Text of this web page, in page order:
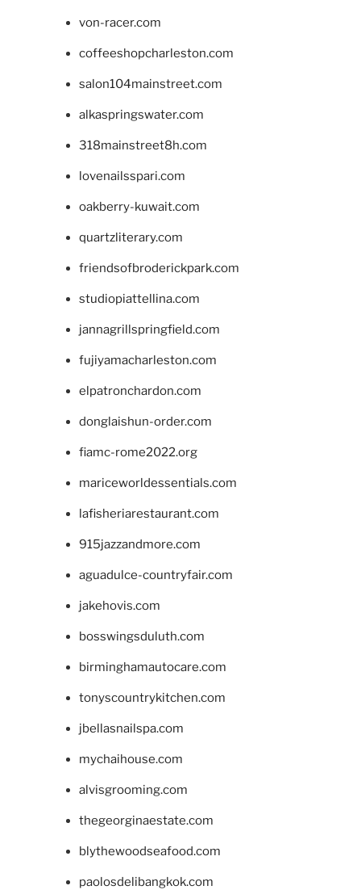
von-racer.com
coffeeshopcharleston.com
salon104mainstreet.com
alkaspringswater.com
318mainstreet8h.com
lovenailsspari.com
oakberry-kuwait.com
quartzliterary.com
friendsofbroderickpark.com
studiopiattellina.com
jannagrillspringfield.com
fujiyamacharleston.com
elpatronchardon.com
donglaishun-order.com
fiamc-rome2022.org
mariceworldessentials.com
lafisheriarestaurant.com
915jazzandmore.com
aguadulce-countryfair.com
jakehovis.com
bosswingsduluth.com
birminghamautocare.com
tonyscountrykitchen.com
jbellasnailspa.com
mychaihouse.com
alvisgrooming.com
thegeorginaestate.com
blythewoodseafood.com
paolosdelibangkok.com